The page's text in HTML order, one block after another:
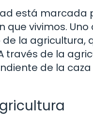
está marcada
vivimos.
la
través de la
de la